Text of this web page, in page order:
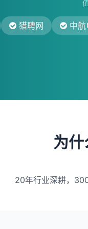
猎聘网 中航
为
20年行业深耕，